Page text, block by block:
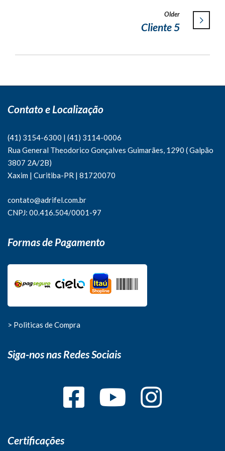
Older
Cliente 5
Contato e Localização
(41) 3154-6300 | (41) 3114-0006
Rua General Theodorico Gonçalves Guimarães, 1290 ( Galpão
3807 2A/2B)
Xaxim | Curitiba-PR | 81720070
contato@adrifel.com.br
CNPJ: 00.416.504/0001-97
Formas de Pagamento
> Politicas de Compra
Siga-nos nas Redes Sociais
Certificações